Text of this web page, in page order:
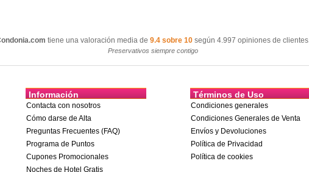
tiene una valoración media de 9.4 sobre 10 según 4.997 opiniones de clientes.
Preservativos siempre contigo
Información
Contacta con nosotros
Cómo darse de Alta
Preguntas Frecuentes (FAQ)
Programa de Puntos
Cupones Promocionales
Noches de Hotel Gratis
Términos de Uso
Condiciones generales
Condiciones Generales de Venta
Envíos y Devoluciones
Política de Privacidad
Política de cookies